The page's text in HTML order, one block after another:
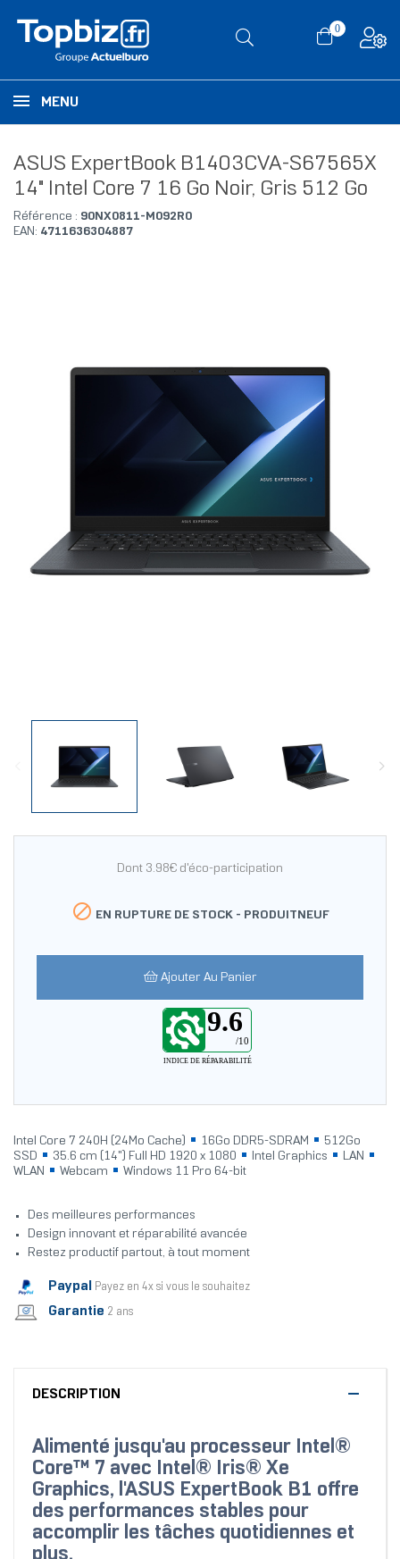
0
MENU
ASUS ExpertBook B1403CVA-S67565X
14" Intel Core 7 16 Go Noir, Gris 512 Go
Référence : 90NX0811-M092R0
EAN: 4711636304887
Dont 3.98€ d'éco-participation
 EN RUPTURE DE STOCK - PRODUITNEUF
Ajouter Au Panier
9.6
/10
INDICE DE RÉPARABILITÉ
Intel Core 7 240H (24Mo Cache) 16Go DDR5-SDRAM
512Go
SSD
35.6 cm (14") Full HD 1920 x 1080 Intel Graphics
LAN
WLAN
Webcam Windows 11 Pro 64-bit
Des meilleures performances
Design innovant et réparabilité avancée
Restez productif partout, à tout moment
Paypal Payez en 4x si vous le souhaitez
Garantie 2 ans
DESCRIPTION
Alimenté jusqu'au processeur Intel®
Core™ 7 avec Intel® Iris® Xe
Graphics, l'ASUS ExpertBook B1 offre
des performances stables pour
accomplir les tâches quotidiennes et
plus.